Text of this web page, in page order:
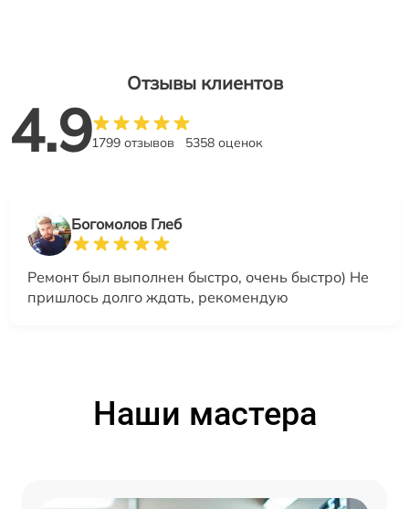
Отзывы клиентов
4.91799 отзывов 5358 оценок
Богомолов Глеб
Ремонт был выполнен быстро, очень быстро) Не
пришлось долго ждать, рекомендую
Наши мастера